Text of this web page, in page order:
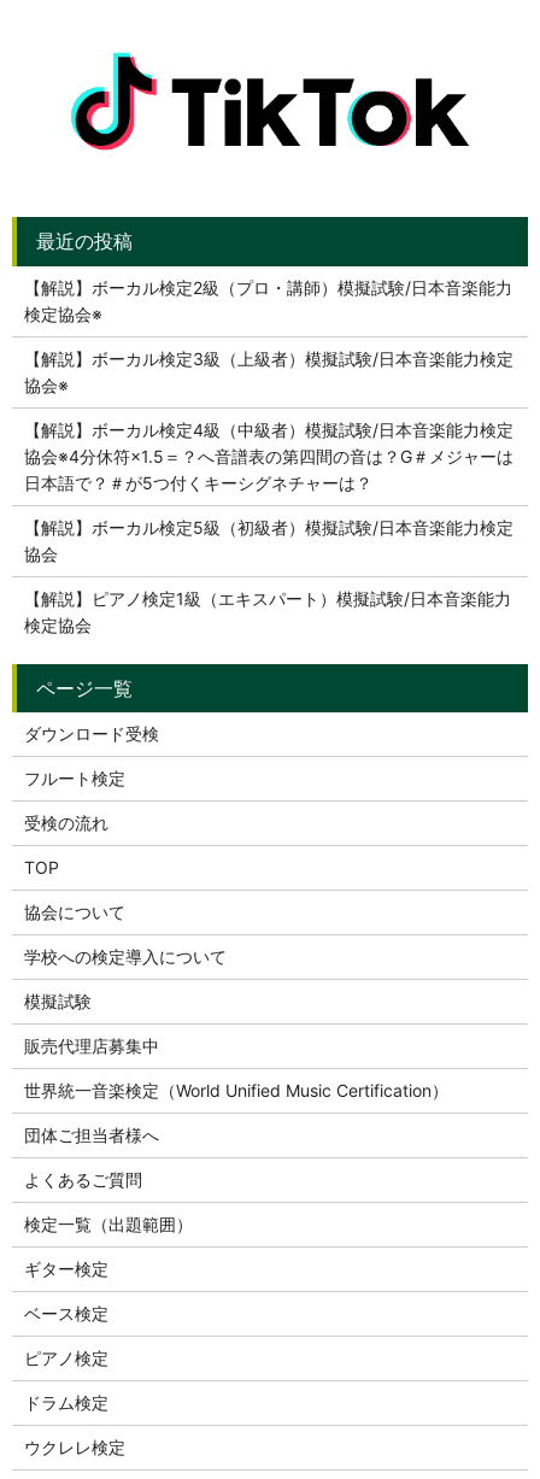
【解説】ボーカル検定2級（プロ・講師）模擬試験/日本音楽能力
検定協会※
【解説】ボーカル検定3級（上級者）模擬試験/日本音楽能力検定
協会※
【解説】ボーカル検定4級（中級者）模擬試験/日本音楽能力検定
協会※4分休符×1.5＝？へ音譜表の第四間の音は？G＃メジャーは
日本語で？＃が5つ付くキーシグネチャーは？
【解説】ボーカル検定5級（初級者）模擬試験/日本音楽能力検定
協会
【解説】ピアノ検定1級（エキスパート）模擬試験/日本音楽能力
検定協会
ダウンロード受検
フルート検定
受検の流れ
TOP
協会について
学校への検定導入について
模擬試験
販売代理店募集中
世界統一音楽検定（World Unified Music Certification）
団体ご担当者様へ
よくあるご質問
検定一覧（出題範囲）
ギター検定
ベース検定
ピアノ検定
ドラム検定
ウクレレ検定